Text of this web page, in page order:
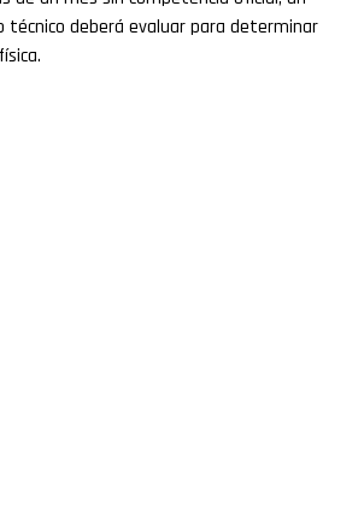
técnico deberá evaluar para determinar